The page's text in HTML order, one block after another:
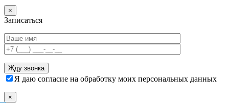
×
Записаться
Я даю согласие на обработку моих персональных данных
×